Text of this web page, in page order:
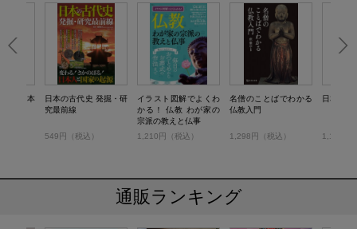
たい日本
日本の古代史 発掘・研
究最前線
549円（税込）
イラスト図解でよくわ
かる！ 仏教 わが家の
宗派の教えと仏事
1,210円（税込）
名僧のことばでわかる
仏教入門
1,298円（税込）
日本の仏
1,100円
通販ランキング